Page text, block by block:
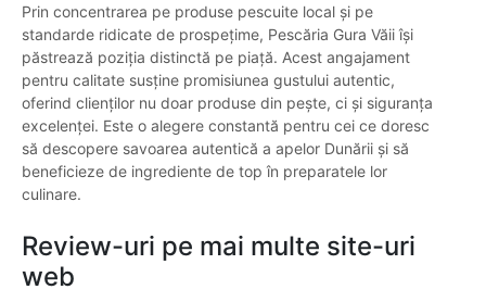
Prin concentrarea pe produse pescuite local și pe
standarde ridicate de prospețime, Pescăria Gura Văii își
păstrează poziția distinctă pe piață. Acest angajament
pentru calitate susține promisiunea gustului autentic,
oferind clienților nu doar produse din pește, ci și siguranța
excelenței. Este o alegere constantă pentru cei ce doresc
să descopere savoarea autentică a apelor Dunării și să
beneficieze de ingrediente de top în preparatele lor
culinare.
Review-uri pe mai multe site-uri
web